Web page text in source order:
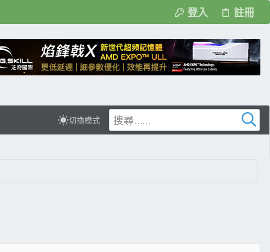
登入 註冊
切換模式